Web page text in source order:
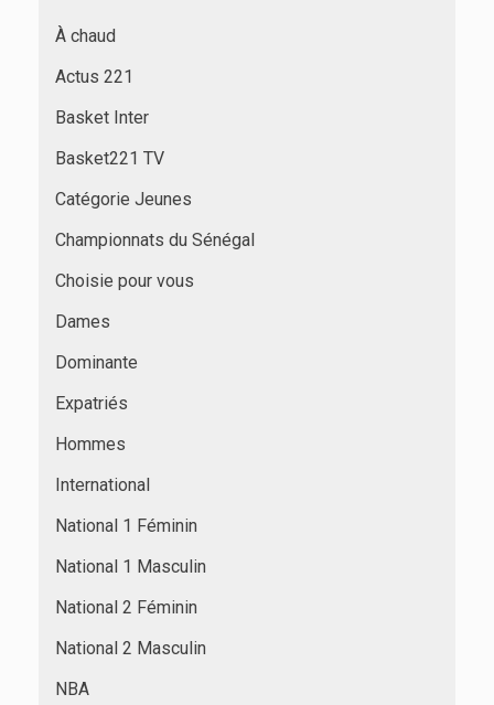
À chaud
Actus 221
Basket Inter
Basket221 TV
Catégorie Jeunes
Championnats du Sénégal
Choisie pour vous
Dames
Dominante
Expatriés
Hommes
International
National 1 Féminin
National 1 Masculin
National 2 Féminin
National 2 Masculin
NBA